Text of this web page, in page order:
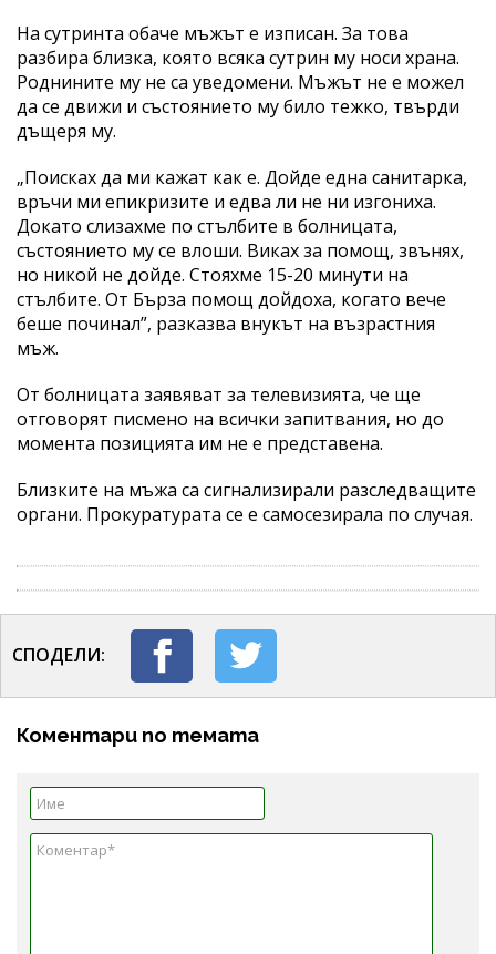
На сутринта обаче мъжът е изписан. За това
разбира близка, която всяка сутрин му носи храна.
Роднините му не са уведомени. Мъжът не е можел
да се движи и състоянието му било тежко, твърди
дъщеря му.
„Поисках да ми кажат как е. Дойде една санитарка,
връчи ми епикризите и едва ли не ни изгониха.
Докато слизахме по стълбите в болницата,
състоянието му се влоши. Виках за помощ, звънях,
но никой не дойде. Стояхме 15-20 минути на
стълбите. От Бърза помощ дойдоха, когато вече
беше починал”, разказва внукът на възрастния
мъж.
От болницата заявяват за телевизията, че ще
отговорят писмено на всички запитвания, но до
момента позицията им не е представена.
Близките на мъжа са сигнализирали разследващите
органи. Прокуратурата се е самосезирала по случая.
СПОДЕЛИ:
Коментари по темата